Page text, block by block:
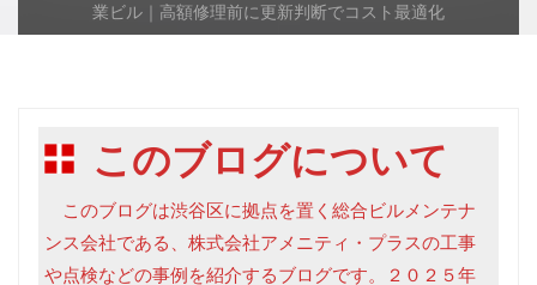
業ビル｜高額修理前に更新判断でコスト最適化
このブログについて
このブログは渋谷区に拠点を置く総合ビルメンテナ
ンス会社である、株式会社アメニティ・プラスの工事
や点検などの事例を紹介するブログです。２０２５年